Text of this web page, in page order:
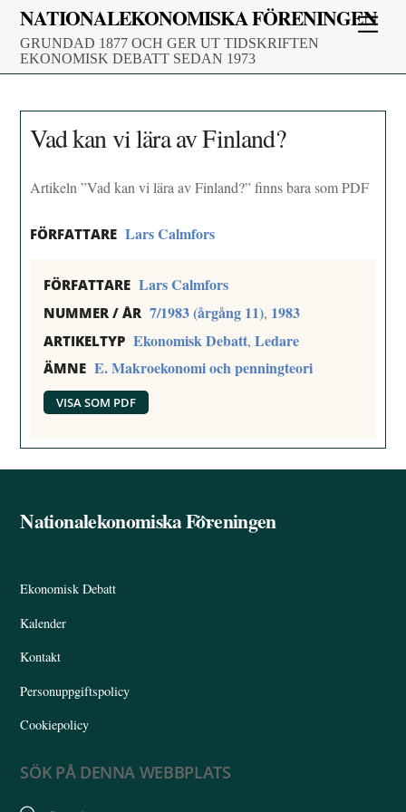
Skip
content
NATIONALEKONOMISKA FÖRENINGEN
GRUNDAD 1877 OCH GER UT TIDSKRIFTEN
EKONOMISK DEBATT SEDAN 1973
Vad kan vi lära av Finland?
Artikeln ”Vad kan vi lära av Finland?” finns bara som PDF
FÖRFATTARE Lars Calmfors
FÖRFATTARE Lars Calmfors
NUMMER / ÅR 7/1983 (årgång 11), 1983
ARTIKELTYP Ekonomisk Debatt,Ledare
ÄMNE E. Makroekonomi och penningteori
VISA SOM PDF
Back
Nationalekonomiska Föreningen
Ekonomisk Debatt
Kalender
Kontakt
Personuppgiftspolicy
Cookiepolicy
SÖK PÅ DENNA WEBBPLATS